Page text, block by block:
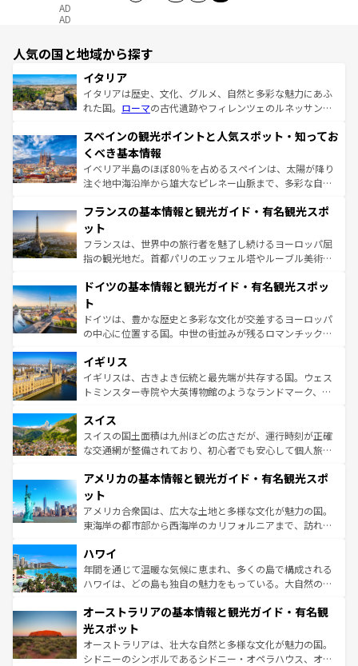
AD
AD
人気の国と地域から探す
イタリア
イタリアは歴史、文化、グルメ、自然と多彩な魅力にあふ
れた国。 ローマの古代遺跡やフィレンツェのルネッサンス
ろん、トスカーナの美しい田園風景やアマルフィ海岸の絶
景など、自然景観も見逃せない。観光の合間には、本場の
ピザやパスタなど、絶品のイタリア料理を堪能することも
できる。朝目覚めてから夜眠るまで、すべての瞬間を楽し
なお、新着のイタリア情報はコンテンツ一覧を参照してほ
しい。
スペインの観光ポイントと人気スポット・知ってお
くべき基本情報
イベリア半島のほぼ80％を占めるスペインは、太陽が降り
注ぐ地中海沿岸から雄大なピレネー山脈まで、多彩な自然
文化が根付くこの国では、情熱的なフラメンコ、熱気あふ
れる闘牛、そして美味しいタパスが生活の一部となってい
る。首都マドリードの洗練された雰囲気や、バルセロナの
アートに溢れた街角から、地方では古代ローマ遺跡や中世
せる。地方によって風土や気候が異なるスペインはその個
ンテンツ一覧 を参照してほしい。
フランスの基本情報と観光ガイド・有名観光スポ
ット
フランスは、世界中の旅行者を魅了し続けるヨーロッパ屈
指の観光地だ。首都パリのエッフェル塔やルーブル美術館
で、幅広い魅力が詰まっている。華麗な宮殿、歴史的な大
聖堂、美しいビーチ、そして豊かな自然が、訪れる者を心
から魅了する。また、フランスは美食の国としても知ら
れ、フランス料理はユネスコ無形文化遺産にも登録されて
香り高いラベンダー畑など、多彩な楽しみ方が可能だ。さ
らに、パリ以外の地域にも魅力が溢れており、どの街角に
も豊かな歴史と文化が息づいている。パリ以外の個性あふ
を参照してほしい。
ドイツの基本情報と観光ガイド・有名観光スポッ
ト
ドイツは、豊かな歴史と多彩な文化が交差するヨーロッパ
の中心に位置する国。中世の街並みが残るロマンチック街
顔を持つこの国は、どこを歩いても飽きることがない。ベ
ルリンの文化的活気、バイエルン州のアルプスの絶景、そ
してライン川沿いのワイン畑といった風景は必見。ビール
は、お酒好きな人にはぜひ体験してほしい。 なお、新着の
ドイツ情報はコンテンツ一覧を参照してほしい。
イギリス
イギリスは、古きよき伝統と最先端が共存する国。ウェス
トミンスター寺院や大英博物館のようなランドマーク、歴
リアごとに異なる魅力がある。また、優雅なアフタヌーン
ティー、ビール好きにはたまらない英国パブ、サッカー観
戦など、本場だからこそできる体験も豊富。イギリスを旅
ンツ一覧を参照してほしい。
スイス
スイスの国土面積は九州ほどの広さだが、運行時刻が正確
な交通網が整備されており、初心者でも安心して個人旅行
の建物がそのまま残る町や、スイスならではのユニークな
博物館もあり、アルプス観光だけでなく町歩きも満喫する
ことができる。国民の所得が高いため物価も高いが、旅行
者向けの交通パス提供のサービスもあり、うまく活用すれ
着のスイス情報は
アメリカの基本情報と観光ガイド・有名観光スポ
ット
アメリカ合衆国は、広大な土地と多様な文化が魅力の国。
東海岸の都市部から西海岸のカリフォルニアまで、訪れる
のような巨大都市は、観光、ショッピング、エンターテイ
ンメントが詰まった刺激的なスポットだ。一方、アメリカ
西部には大自然が広がり、グランドキャニオンやイエロー
部のニューオーリンズでは、音楽と美食が融合した独特の
文化が魅力。旅行者はアメリカの各地域で異なる魅力を楽
しみながら、その多様性と豊かな歴史を感じることができ
るだろう。車でのロードトリップや列車の旅も、アメリカ
ハワイ
年間を通じて温暖な気候に恵まれ、多くの島で構成される
ハワイは、どの島も独自の魅力をもっている。大自然の神
ワイ島は見逃せない。また、定番の観光地といえばオアフ
島だが、静かな自然を求めるならマウイ島やカウアイ島が
おすすめ。エメラルドグリーンに輝く海をはじめ、豊かな
文化や歴史が息づいている。「アロハスピリット」と呼ば
オーストラリアの基本情報と観光ガイド・有名観
光スポット
オーストラリアは、壮大な自然と多様な文化が魅力の国。
シドニーのシンボルであるシドニー・オペラハウス、オー